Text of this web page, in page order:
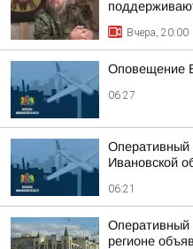
Вчера, 20:00
Оповещение
06:27
Ивановской
06:21
Оперативный
регионе